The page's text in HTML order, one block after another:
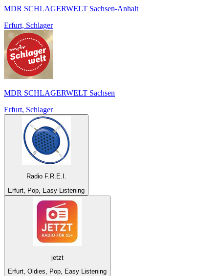
MDR SCHLAGERWELT Sachsen-Anhalt
Erfurt, Schlager
MDR SCHLAGERWELT Sachsen
Erfurt, Schlager
Radio F.R.E.I.
Erfurt, Pop, Easy Listening
jetzt
Erfurt, Oldies, Pop, Easy Listening